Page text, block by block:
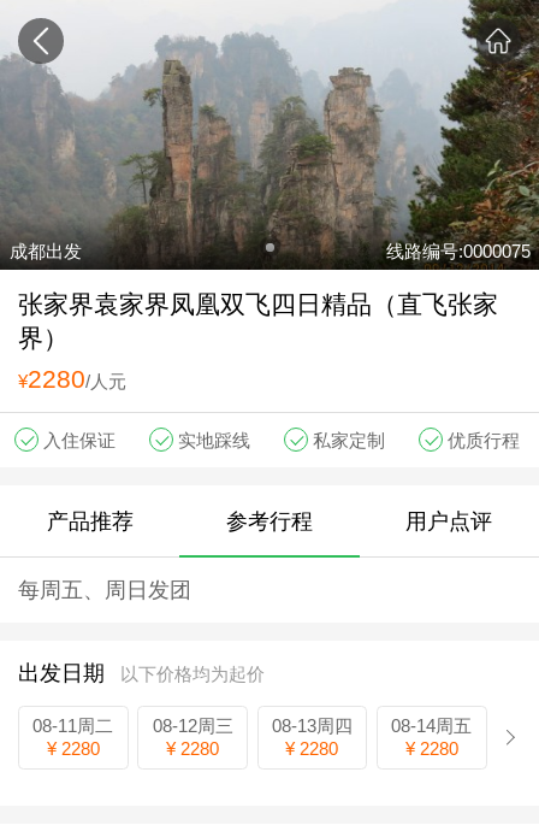
成都出发 线路编号:0000075
张家界袁家界凤凰双飞四日精品（直飞张家
界）
¥2280/人元
入住保证 实地踩线 私家定制 优质行程
产品推荐 参考行程 用户点评
每周五、周日发团
出发日期 以下价格均为起价
08-11周二
¥ 2280
08-12周三
¥ 2280
08-13周四
¥ 2280
08-14周五
¥ 2280